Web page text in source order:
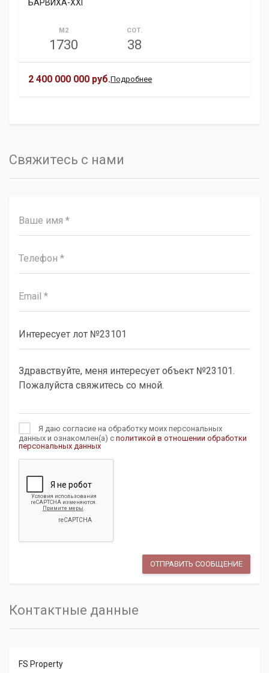
БАРВИХА-XXI
М2
1730
СОТ.
38
2 400 000 000 руб.Подробнее
Свяжитесь с нами
Я даю согласие на обработку моих персональных
данных и ознакомлен(а) с политикой в отношении обработки
персональных данных
Контактные данные
FS Property